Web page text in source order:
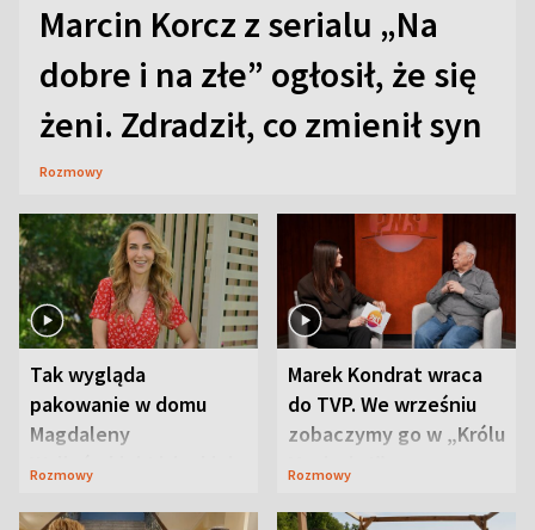
Marcin Korcz z serialu „Na
dobre i na złe” ogłosił, że się
żeni. Zdradził, co zmienił syn
Rozmowy
Tak wygląda
pakowanie w domu
Magdaleny
Waligórskiej-Lisieckiej.
Rozmowy
Marek Kondrat wraca
do TVP. We wrześniu
zobaczymy go w „Królu
Maciusiu I”
Rozmowy